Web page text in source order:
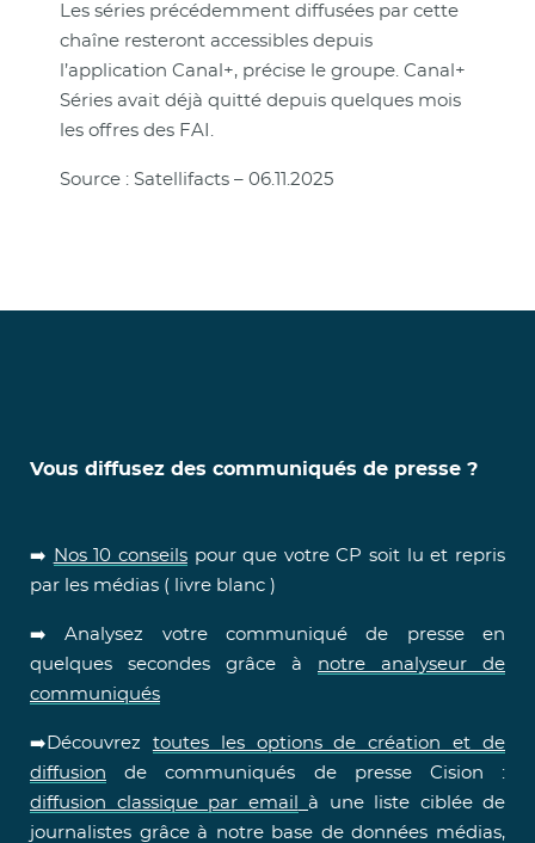
Les séries précédemment diffusées par cette
chaîne resteront accessibles depuis
l’application Canal+, précise le groupe. Canal+
Séries avait déjà quitté depuis quelques mois
les offres des FAI.
Source : Satellifacts – 06.11.2025
Vous diffusez des communiqués de presse ?
➡️ Nos 10 conseilspour que votre CP soit lu et repris
par les médias ( livre blanc )
➡️ Analysez votre communiqué de presse en
quelques secondes grâce à notre analyseur de
communiqués
➡️Découvrez toutes les options de création et de
diffusion de communiqués de presse Cision :
diffusion classique par email
à une liste ciblée de
journalistes grâce à notre base de données médias,